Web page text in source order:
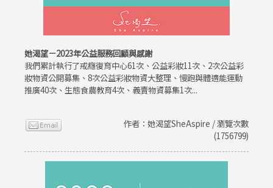
她渴望－2023年公益服務回顧與感謝
我們累計執行了戒癮復育中心61次、公益彩妝11次、2次公益彩
妝物資公開募集、8次公益彩妝物資大整理、慢跑與體適能運動
推廣40次、生態食農教育4次、義賣物資募集1次...
作者：她渴望SheAspire / 瀏覽次數
(1756799)